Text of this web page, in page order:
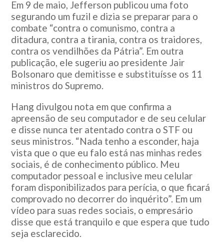
Em 9 de maio, Jefferson publicou uma foto
segurando um fuzil e dizia se preparar para o
combate “contra o comunismo, contra a
ditadura, contra a tirania, contra os traidores,
contra os vendilhões da Pátria”. Em outra
publicação, ele sugeriu ao presidente Jair
Bolsonaro que demitisse e substituísse os 11
ministros do Supremo.
Hang divulgou nota em que confirma a
apreensão de seu computador e de seu celular
e disse nunca ter atentado contra o STF ou
seus ministros. “Nada tenho a esconder, haja
vista que o que eu falo está nas minhas redes
sociais, é de conhecimento público. Meu
computador pessoal e inclusive meu celular
foram disponibilizados para perícia, o que ficará
comprovado no decorrer do inquérito”. Em um
vídeo para suas redes sociais, o empresário
disse que está tranquilo e que espera que tudo
seja esclarecido.